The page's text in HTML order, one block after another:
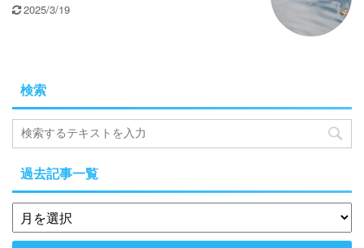
2025/3/19
検索
過去記事一覧